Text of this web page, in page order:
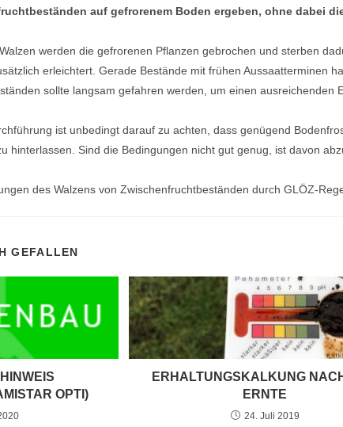
auf gefrorenem Boden ergeben, ohne dabei
werden die gefrorenen Pflanzen gebrochen und sterben
erleichtert. Gerade Bestände mit frühen Aussaatterminen
sollte langsam gefahren werden, um einen ausreichenden
ist unbedingt darauf zu achten, dass genügend
hinterlassen. Sind die Bedingungen nicht gut genug, ist davon
des Walzens von Zwischenfruchtbeständen durch GLÖZ-
GEFALLEN
OPTI)
ERHALTUNGSKALKUNG
ERNTE
24. Juli 2019